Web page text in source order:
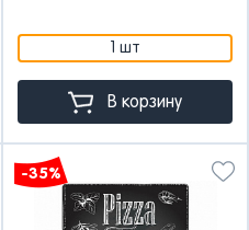
1 шт
В корзину
-35%